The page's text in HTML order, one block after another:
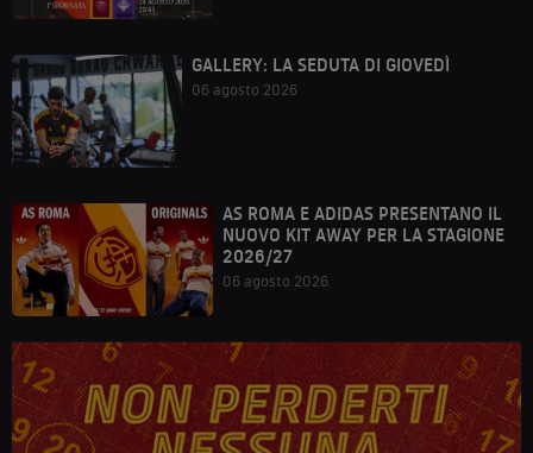
GALLERY: LA SEDUTA DI GIOVEDÌ
06 agosto 2026
AS ROMA E ADIDAS PRESENTANO IL
NUOVO KIT AWAY PER LA STAGIONE
2026/27
06 agosto 2026